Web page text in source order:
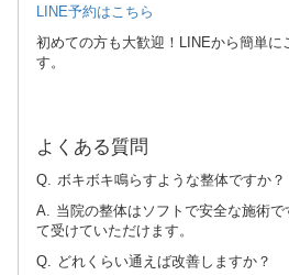
LINE予約はこちら
初めての方も大歓迎！LINEから簡単に
す。
よくある質問
Q. ボキボキ鳴らすような整体ですか？
A. 当院の整体はソフトで安全な施術で
て受けていただけます。
Q. どれくらい通えば改善しますか？